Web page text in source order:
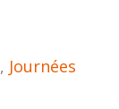
, Journées